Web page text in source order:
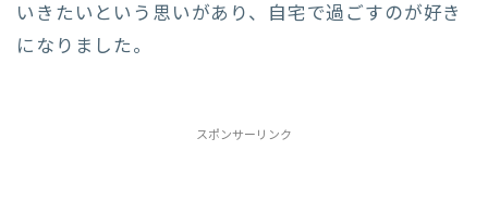
いきたいという思いがあり、自宅で過ごすのが好き
になりました。
スポンサーリンク